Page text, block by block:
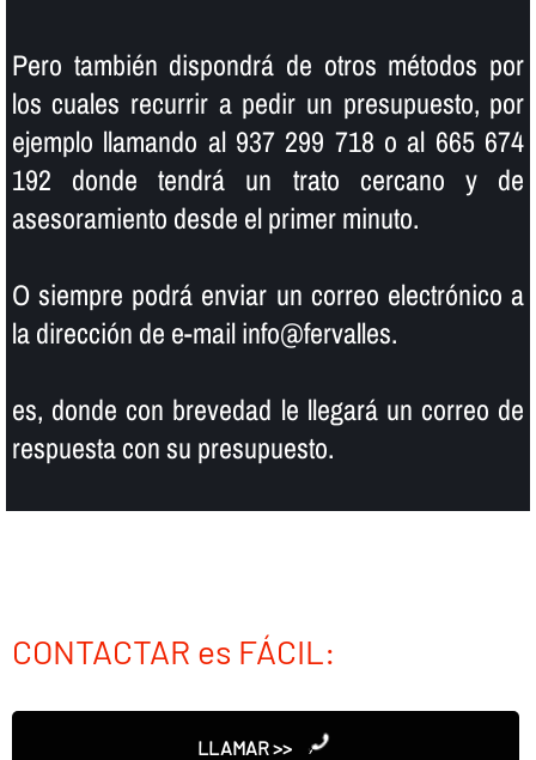
Pero también dispondrá de otros métodos por
los cuales recurrir a pedir un presupuesto, por
ejemplo llamando al 937 299 718 o al 665 674
192 donde tendrá un trato cercano y de
asesoramiento desde el primer minuto.
O siempre podrá enviar un correo electrónico a
la dirección de e-mail info@fervalles.
es, donde con brevedad le llegará un correo de
respuesta con su presupuesto.
CONTACTAR es FÁCIL:
LLAMAR >>